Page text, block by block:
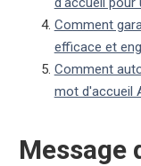
Comment
efficace et
Comment
mot d'accueil
Message